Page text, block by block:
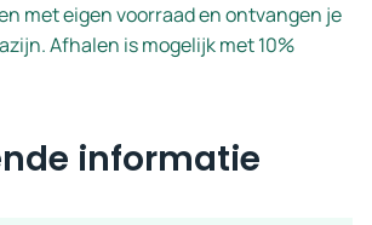
met eigen voorraad en ontvangen je
Afhalen is mogelijk met 10%
informatie